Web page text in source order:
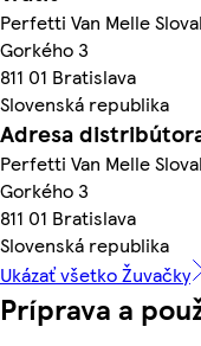
Perfetti Van Melle
Gorkého 3
811 01 Bratislava
Slovenská republika
Adresa
Perfetti Van Melle
Gorkého 3
811 01 Bratislava
Slovenská republika
Ukázať všetko Žuvačky
Príprava a